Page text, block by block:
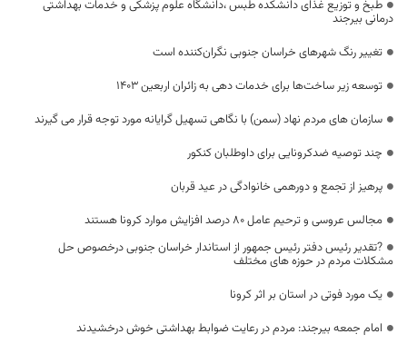
طبخ و توزیع غذای دانشکده طبس ،دانشگاه علوم پزشکی و خدمات بهداشتی
درمانی بیرجند
تغییر رنگ شهرهای خراسان جنوبی نگران‌کننده است
توسعه زیر ساخت‌ها برای خدمات دهی به زائران اربعین ۱۴۰۳
سازمان های مردم نهاد (سمن) با نگاهی تسهیل گرایانه مورد توجه قرار می گیرند
چند توصیه ضدکرونایی برای داوطلبان کنکور
پرهیز از تجمع و دورهمی خانوادگی در عید قربان
مجالس عروسی و ترحیم عامل ۸۰ درصد افزایش موارد کرونا هستند
?تقدیر رئیس دفتر رئیس جمهور از استاندار خراسان جنوبی درخصوص حل
مشکلات مردم در حوزه های مختلف
یک مورد فوتی در استان بر اثر کرونا
امام جمعه بیرجند: مردم در رعایت ضوابط بهداشتی خوش درخشیدند